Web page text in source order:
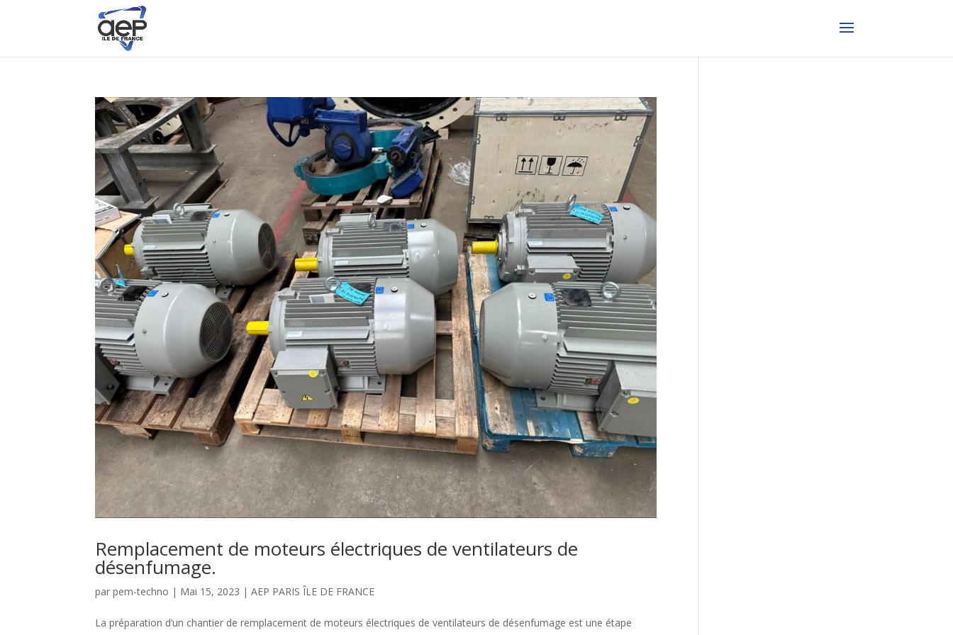
Remplacement de moteurs électriques de ventilateurs de
désenfumage.
parpem-techno | Mai 15, 2023 |AEP PARIS ÎLE DE FRANCE
La préparation d’un chantier de remplacement de moteurs électriques de ventilateurs de désenfumage est une étape